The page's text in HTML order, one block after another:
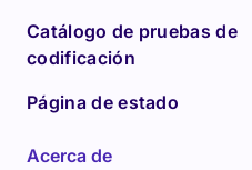
Catálogo de pruebas de
codificación
Página de estado
Acerca de